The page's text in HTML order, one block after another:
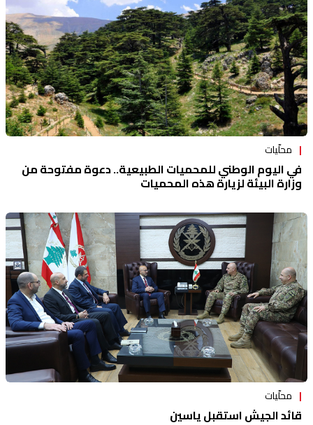
محلّيات
في اليوم الوطني للمحميات الطبيعية.. دعوة مفتوحة من
وزارة البيئة لزيارة هذه المحميات
محلّيات
قائد الجيش استقبل ياسين